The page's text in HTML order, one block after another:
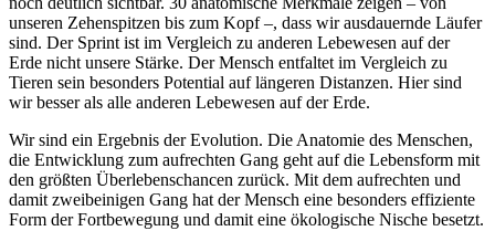
unseren Zehenspitzen bis zum Kopf –, dass wir ausdauernde Läufer
sind. Der Sprint ist im Vergleich zu anderen Lebewesen auf der
Erde nicht unsere Stärke. Der Mensch entfaltet im Vergleich zu
Tieren sein besonders Potential auf längeren Distanzen. Hier sind
wir besser als alle anderen Lebewesen auf der Erde.
Wir sind ein Ergebnis der Evolution. Die Anatomie des Menschen,
die Entwicklung zum aufrechten Gang geht auf die Lebensform mit
den größten Überlebenschancen zurück. Mit dem aufrechten und
damit zweibeinigen Gang hat der Mensch eine besonders effiziente
Form der Fortbewegung und damit eine ökologische Nische besetzt.